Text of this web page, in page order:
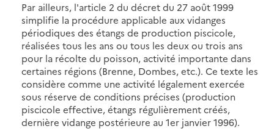
Par ailleurs, l'article 2 du décret du 27 août 1999
simplifie la procédure applicable aux vidanges
périodiques des étangs de production piscicole,
réalisées tous les ans ou tous les deux ou trois ans
pour la récolte du poisson, activité importante dans
certaines régions (Brenne, Dombes, etc.). Ce texte les
considère comme une activité légalement exercée
sous réserve de conditions précises (production
piscicole effective, étangs régulièrement créés,
dernière vidange postérieure au 1er janvier 1996).